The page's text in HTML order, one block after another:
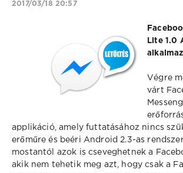
2017/03/18 20:57
Lite 1.0
Végre
várt
applikáció, amely futtatásához nincs
erőműre és beéri Android 2.3-as
mostantól azok is cseveghetnek a
akik nem tehetik meg azt, hogy csak a